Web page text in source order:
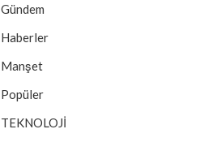
Gündem
Haberler
Manşet
Popüler
TEKNOLOJİ